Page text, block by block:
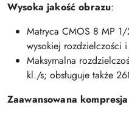
Wysoka jakość obrazu:
Matryca CMOS 8 MP
wysokiej rozdzielczości
Maksymalna
kl./s; obsługuje także
Zaawansowana